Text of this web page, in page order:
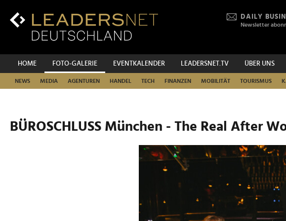
Inhalt
Hauptnavigation
DAILY
Newsletter
HOME FOTO-GALERIE EVENTKALENDER LEADERSNET.TV ÜBER UNS
NEWS MEDIA AGENTUREN HANDEL TECH FINANZEN MOBILITÄT TOURISMUS
BÜROSCHLUSS München - The Real After